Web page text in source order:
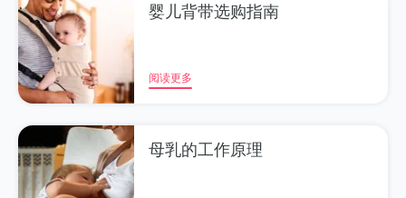
婴儿背带选购指南
阅读更多
母乳的工作原理